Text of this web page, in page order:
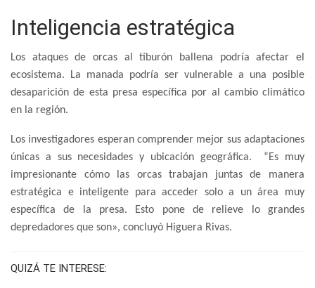
Inteligencia estratégica
Los ataques de orcas al tiburón ballena podría afectar el
ecosistema. La manada podría ser vulnerable a una posible
desaparición de esta presa específica por al cambio climático
en la región.
Los investigadores esperan comprender mejor sus adaptaciones
únicas a sus necesidades y ubicación geográfica. “Es muy
impresionante cómo las orcas trabajan juntas de manera
estratégica e inteligente para acceder solo a un área muy
específica de la presa. Esto pone de relieve lo grandes
depredadores que son», concluyó Higuera Rivas.
QUIZÁ TE INTERESE: